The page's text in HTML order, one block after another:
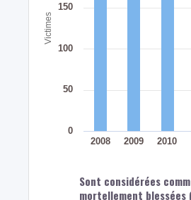
Victimes
2008 2009 2010
0
50
100
150
Sont considérées
mortellement blessées